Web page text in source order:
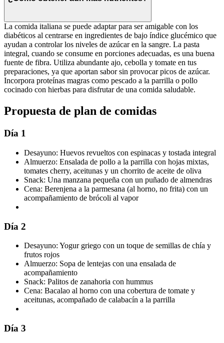
La comida italiana se puede adaptar para ser amigable con los
diabéticos al centrarse en ingredientes de bajo índice glucémico que
ayudan a controlar los niveles de azúcar en la sangre. La pasta
integral, cuando se consume en porciones adecuadas, es una buena
fuente de fibra. Utiliza abundante ajo, cebolla y tomate en tus
preparaciones, ya que aportan sabor sin provocar picos de azúcar.
Incorpora proteínas magras como pescado a la parrilla o pollo
cocinado con hierbas para disfrutar de una comida saludable.
Propuesta de plan de comidas
Día 1
Desayuno: Huevos revueltos con espinacas y tostada integral
Almuerzo: Ensalada de pollo a la parrilla con hojas mixtas,
tomates cherry, aceitunas y un chorrito de aceite de oliva
Snack: Una manzana pequeña con un puñado de almendras
Cena: Berenjena a la parmesana (al horno, no frita) con un
acompañamiento de brócoli al vapor
Día 2
Desayuno: Yogur griego con un toque de semillas de chía y
frutos rojos
Almuerzo: Sopa de lentejas con una ensalada de
acompañamiento
Snack: Palitos de zanahoria con hummus
Cena: Bacalao al horno con una cobertura de tomate y
aceitunas, acompañado de calabacín a la parrilla
Día 3